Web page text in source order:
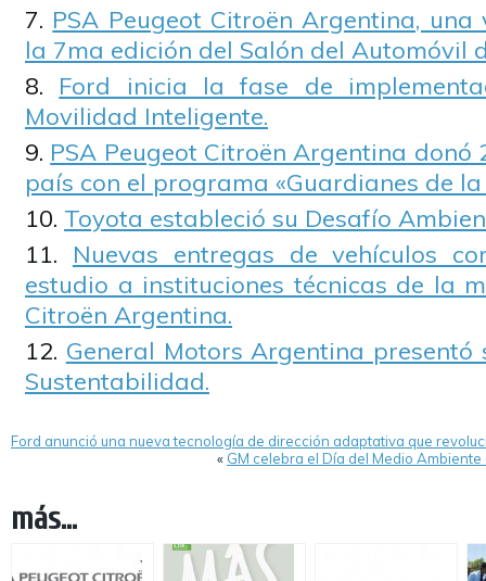
PSA Peugeot Citroën Argentina, una
la 7ma edición del Salón del Automóvil
Ford inicia la fase de
Movilidad Inteligente.
PSA Peugeot Citroën Argentina donó
país con el programa «Guardianes de la
Toyota estableció su Desafío
Nuevas entregas de vehículos
estudio a instituciones técnicas de la
Citroën Argentina.
General Motors Argentina presentó
Sustentabilidad.
Ford anunció una nueva tecnología de dirección adaptativa que
« GM celebra el Día del Medio
más...